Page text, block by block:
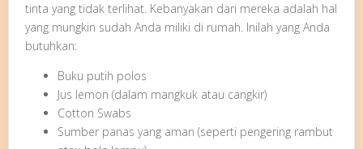
tinta yang tidak terlihat. Kebanyakan dari mereka adalah hal
yang mungkin sudah Anda miliki di rumah. Inilah yang Anda
butuhkan:
Buku putih polos
Jus lemon (dalam mangkuk atau cangkir)
Cotton Swabs
Sumber panas yang aman (seperti pengering rambut